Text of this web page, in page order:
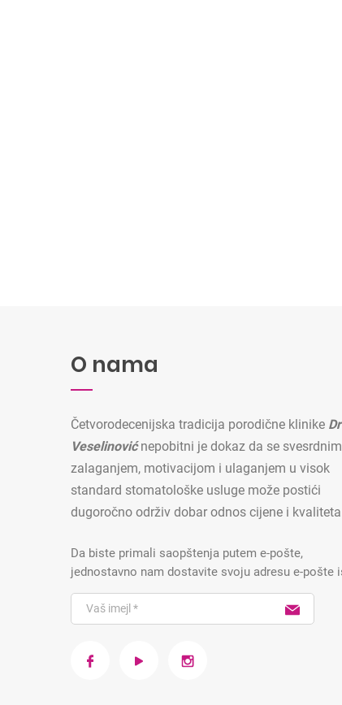
O nama
Četvorodecenijska tradicija porodične klinike Dr
Veselinovićnepobitni je dokaz da se svesrdnim
zalaganjem, motivacijom i ulaganjem u visok
standard stomatološke usluge može postići
dugoročno održiv dobar odnos cijene i
Da biste primali saopštenja putem e-pošte,
jednostavno nam dostavite svoju adresu e-pošte